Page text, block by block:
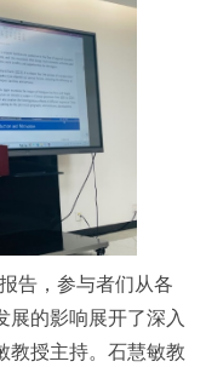
告，参与者们从各
展的影响展开了深入
教授主持。石慧敏教